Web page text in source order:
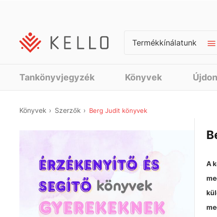
Termékkínálatunk
Tankönyvjegyzék Könyvek
Könyvek Szerzők Berg Judit könyvek
A